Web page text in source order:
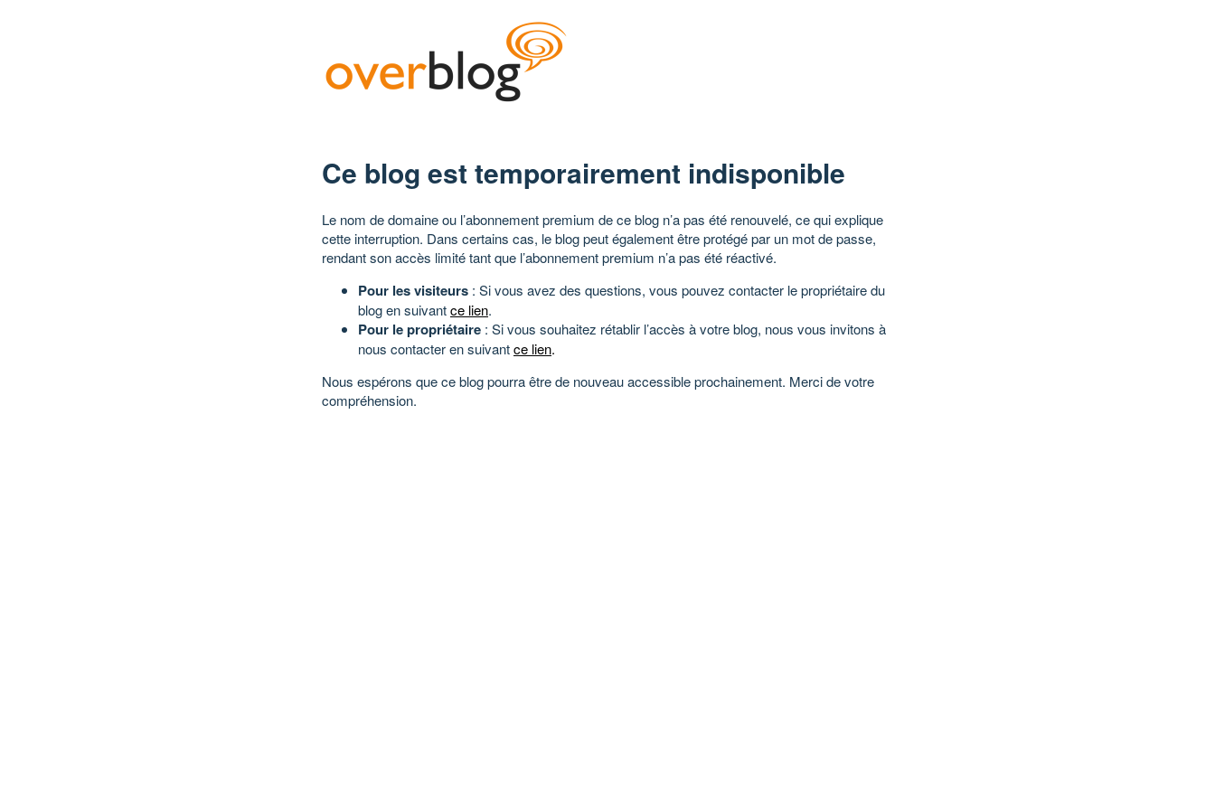
Ce blog est temporairement indisponible
Le nom de domaine ou l’abonnement premium de ce blog n’a pas été renouvelé, ce qui explique
cette interruption. Dans certains cas, le blog peut également être protégé par un mot de passe,
rendant son accès limité tant que l’abonnement premium n’a pas été réactivé.
Pour les visiteurs : Si vous avez des questions, vous pouvez contacter le propriétaire du
blog en suivantce lien.
Pour le propriétaire : Si vous souhaitez rétablir l’accès à votre blog, nous vous invitons à
nous contacter en suivantce lien.
Nous espérons que ce blog pourra être de nouveau accessible prochainement. Merci de votre
compréhension.